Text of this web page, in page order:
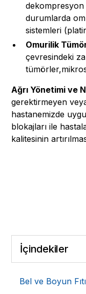
dekompresyon
durumlarda
sistemleri
Omurilik
çevresindeki
Ağrı Yönetimi ve
gerektirmeyen
hastanemizde
blokajları ile
kalitesinin
İçindekiler
Bel ve Boyun